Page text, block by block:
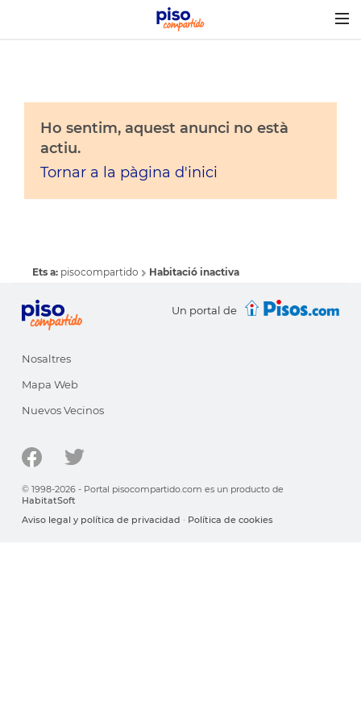
Ho sentim, aquest anunci no està
actiu.
Tornar a la pàgina d'inici
Ets a: pisocompartido Habitació inactiva
Un portal de
Nosaltres
Mapa Web
Nuevos Vecinos
© 1998-2026 - Portal pisocompartido.com es un producto de
HabitatSoft
Aviso legal y política de privacidad · Política de cookies